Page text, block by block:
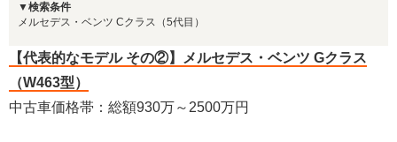
▼検索条件
メルセデス・ベンツ Cクラス（5代目）
【代表的なモデル その②】メルセデス・ベンツ Gクラス
（W463型）
中古車価格帯：総額930万～2500万円